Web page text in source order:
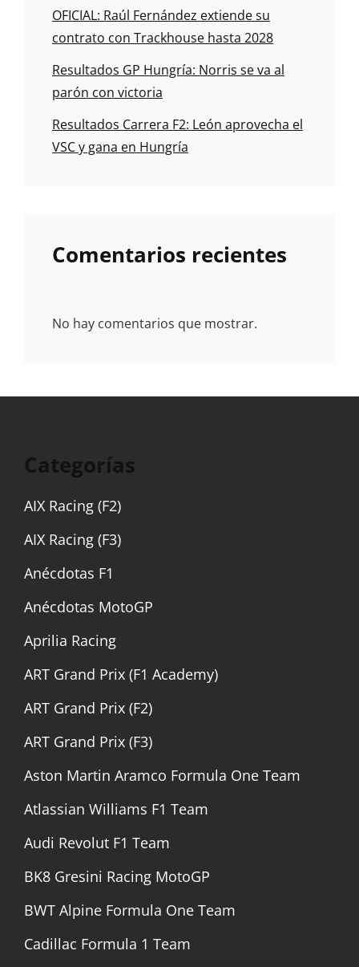
OFICIAL: Raúl Fernández extiende su
contrato con Trackhouse hasta 2028
Resultados GP Hungría: Norris se va al
parón con victoria
Resultados Carrera F2: León aprovecha el
VSC y gana en Hungría
Comentarios recientes
No hay comentarios que mostrar.
Categorías
AIX Racing (F2)
AIX Racing (F3)
Anécdotas F1
Anécdotas MotoGP
Aprilia Racing
ART Grand Prix (F1 Academy)
ART Grand Prix (F2)
ART Grand Prix (F3)
Aston Martin Aramco Formula One Team
Atlassian Williams F1 Team
Audi Revolut F1 Team
BK8 Gresini Racing MotoGP
BWT Alpine Formula One Team
Cadillac Formula 1 Team